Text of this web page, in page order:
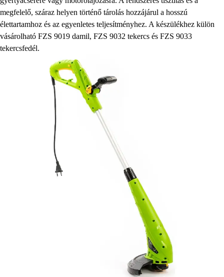
megfelelő, száraz helyen történő tárolás hozzájárul a hosszú
élettartamhoz és az egyenletes teljesítményhez. A készülékhez külön
vásárolható FZS 9019 damil, FZS 9032 tekercs és FZS 9033
tekercsfedél.